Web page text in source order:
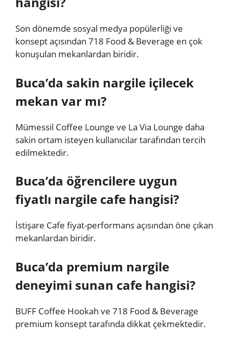
Son dönemde sosyal medya popülerliği ve
konsept açısından 718 Food & Beverage en çok
konuşulan mekanlardan biridir.
Buca’da sakin nargile içilecek
mekan var mı?
Mümessil Coffee Lounge ve La Via Lounge daha
sakin ortam isteyen kullanıcılar tarafından tercih
edilmektedir.
Buca’da öğrencilere uygun
fiyatlı nargile cafe hangisi?
İstişare Cafe fiyat-performans açısından öne çıkan
mekanlardan biridir.
Buca’da premium nargile
deneyimi sunan cafe hangisi?
BUFF Coffee Hookah ve 718 Food & Beverage
premium konsept tarafında dikkat çekmektedir.